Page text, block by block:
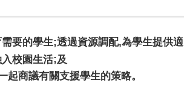
要的學生;透過資源調配,為學生提供適
校園生活; 及
起商議有關支援學生的策略。